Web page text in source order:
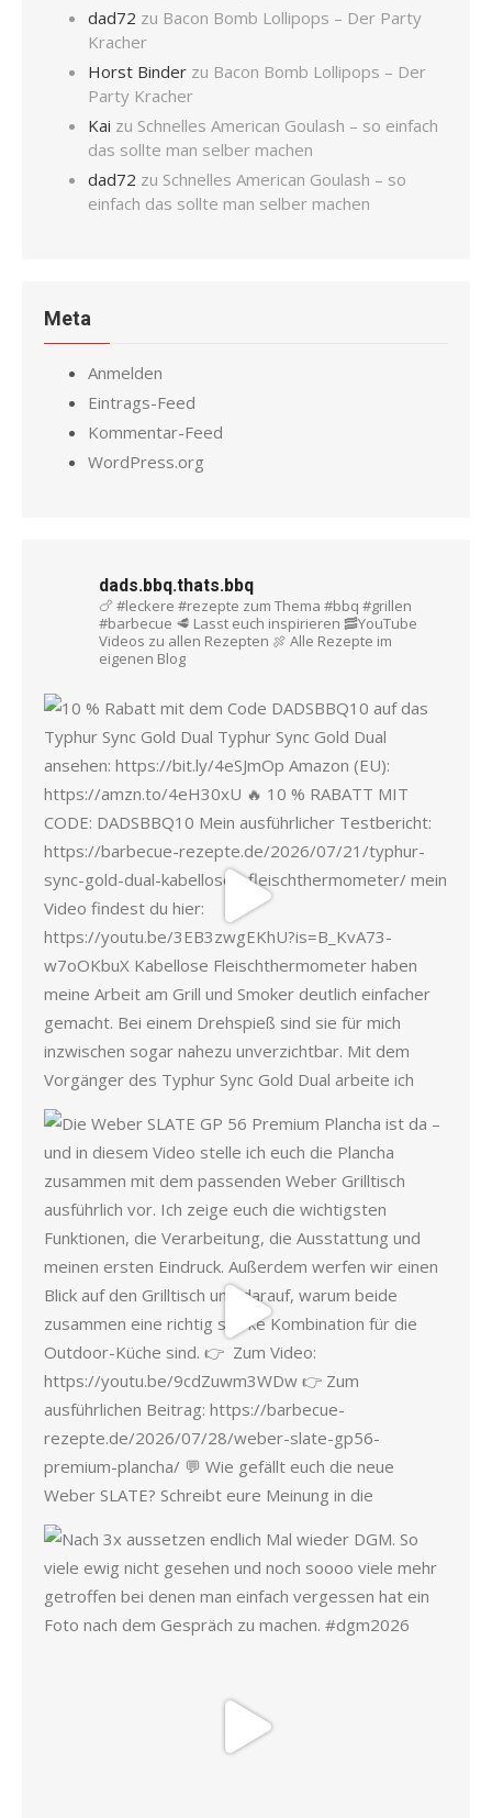
dad72 zu Bacon Bomb Lollipops – Der Party
Kracher
Horst Binder zu Bacon Bomb Lollipops – Der
Party Kracher
Kai zu Schnelles American Goulash – so einfach
das sollte man selber machen
dad72 zu Schnelles American Goulash – so
einfach das sollte man selber machen
Meta
Anmelden
Eintrags-Feed
Kommentar-Feed
WordPress.org
dads.bbq.thats.bbq
🍗 #leckere #rezepte zum Thema #bbq #grillen
#barbecue 🥩 Lasst euch inspirieren 🥓YouTube
Videos zu allen Rezepten 🍖 Alle Rezepte im
eigenen Blog